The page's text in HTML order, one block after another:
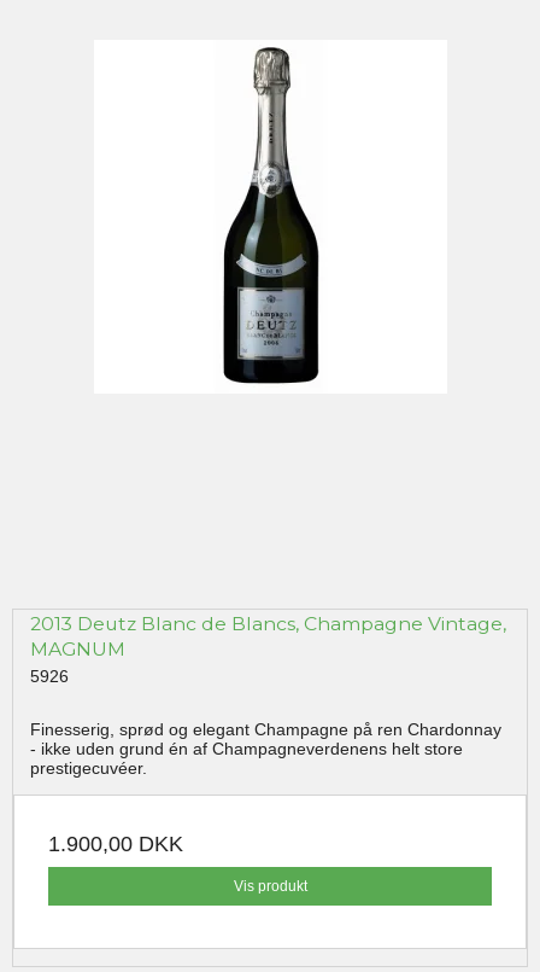
2013 Deutz Blanc de Blancs, Champagne Vintage,
MAGNUM
5926
Finesserig, sprød og elegant Champagne på ren Chardonnay
- ikke uden grund én af Champagneverdenens helt store
prestigecuvéer.
1.900,00 DKK
Vis produkt